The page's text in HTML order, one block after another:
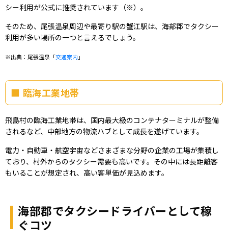
シー利用が公式に推奨されています（※）。
そのため、尾張温泉周辺や最寄り駅の蟹江駅は、海部郡でタクシー
利用が多い場所の一つと言えるでしょう。
※出典：尾張温泉「交通案内 」
臨海工業地帯
飛島村の臨海工業地帯は、国内最大級のコンテナターミナルが整備
されるなど、中部地方の物流ハブとして成長を遂げています。
電力・自動車・航空宇宙などさまざまな分野の企業の工場が集積し
ており、村外からのタクシー需要も高いです。その中には長距離客
もいることが想定され、高い客単価が見込めます。
海部郡でタクシードライバーとして稼
ぐコツ